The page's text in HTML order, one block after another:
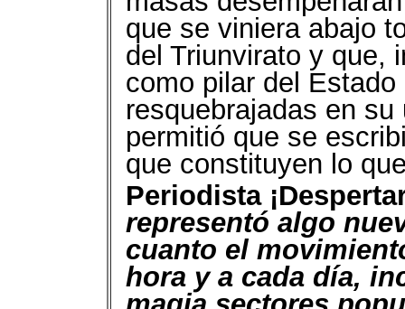
que se viniera abajo
del Triunvirato y que,
como pilar del
resquebrajadas en
permitió que se
que constituyen lo
Periodista
representó algo
cuanto el
hora y a cada día,